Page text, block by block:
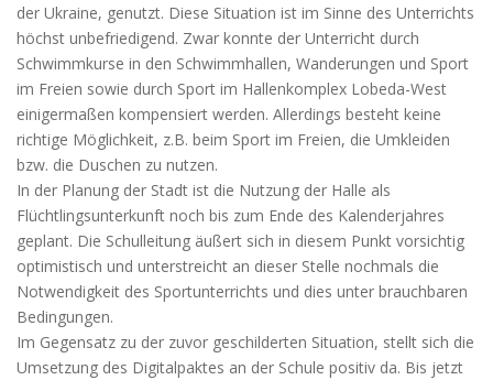
der Ukraine, genutzt. Diese Situation ist im Sinne des Unterrichts
höchst unbefriedigend. Zwar konnte der Unterricht durch
Schwimmkurse in den Schwimmhallen, Wanderungen und Sport
im Freien sowie durch Sport im Hallenkomplex Lobeda-West
einigermaßen kompensiert werden. Allerdings besteht keine
richtige Möglichkeit, z.B. beim Sport im Freien, die Umkleiden
bzw. die Duschen zu nutzen.
In der Planung der Stadt ist die Nutzung der Halle als
Flüchtlingsunterkunft noch bis zum Ende des Kalenderjahres
geplant. Die Schulleitung äußert sich in diesem Punkt vorsichtig
optimistisch und unterstreicht an dieser Stelle nochmals die
Notwendigkeit des Sportunterrichts und dies unter brauchbaren
Bedingungen.
Im Gegensatz zu der zuvor geschilderten Situation, stellt sich die
Umsetzung des Digitalpaktes an der Schule positiv da. Bis jetzt